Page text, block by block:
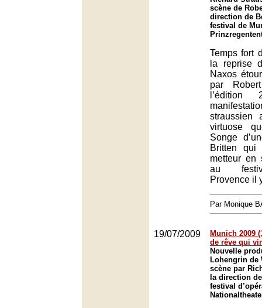
scène de
direction de
festival de
Temps fort
la reprise
Naxos
par
straussien
virtuose
Songe
Britten
metteur en
au
Provence il
Par Monique
19/07/2009
Munich 2009
de rêve qui
Nouvelle
Lohengrin de
scène par
la direction
festival